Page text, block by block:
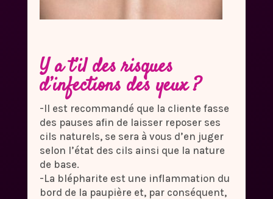
Y a t’il des risques
d’infections des yeux ?
-Il est recommandé que la cliente fasse
des pauses afin de laisser reposer ses
cils naturels, se sera à vous d’en juger
selon l’état des cils ainsi que la nature
de base.
-La blépharite est une inflammation du
bord de la paupière et, par conséquent,